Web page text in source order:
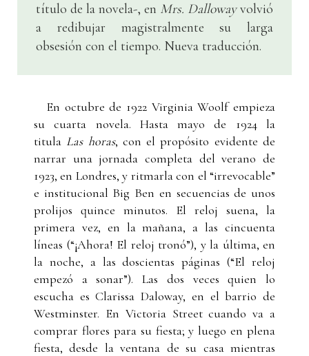
título de la novela-, en Mrs. Dallowayvolvió
a redibujar magistralmente su larga
obsesión con el tiempo. Nueva traducción.
En octubre de 1922 Virginia Woolf empieza
su cuarta novela. Hasta mayo de 1924 la
titula Las horas, con el propósito evidente de
narrar una jornada completa del verano de
1923, en Londres, y ritmarla con el “irrevocable”
e institucional Big Ben en secuencias de unos
prolijos quince minutos. El reloj suena, la
primera vez, en la mañana, a las cincuenta
líneas (“¡Ahora! El reloj tronó”), y la última, en
la noche, a las doscientas páginas (“El reloj
empezó a sonar”). Las dos veces quien lo
escucha es Clarissa Daloway, en el barrio de
Westminster. En Victoria Street cuando va a
comprar flores para su fiesta; y luego en plena
fiesta, desde la ventana de su casa mientras